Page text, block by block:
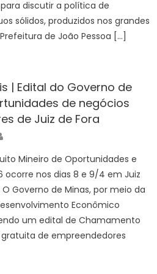
discutir a política de
sólidos, produzidos nos grandes
de João Pessoa […]
| Edital do Governo de
de negócios
de Juiz de Fora
Mineiro de Oportunidades e
ocorre nos dias 8 e 9/4 em Juiz
Governo de Minas, por meio da
Econômico
um edital de Chamamento
de empreendedores